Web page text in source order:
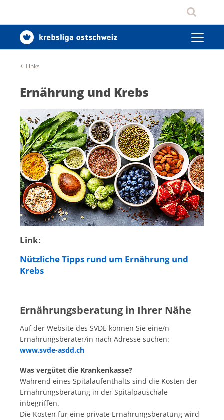
Links
Ernährung und Krebs
Link:
Nützliche Tipps rund um Ernährung und
Krebs
Ernährungsberatung in Ihrer Nähe
Auf der Website des SVDE können Sie eine/n
Ernährungsberater/in nach Adresse suchen:
www.svde-asdd.ch
Was vergütet die Krankenkasse?
Während eines Spitalaufenthalts sind die Kosten der
Ernährungsberatung in der Spitalpauschale
inbegriffen.
Die Kosten für eine private Ernährungsberatung wird